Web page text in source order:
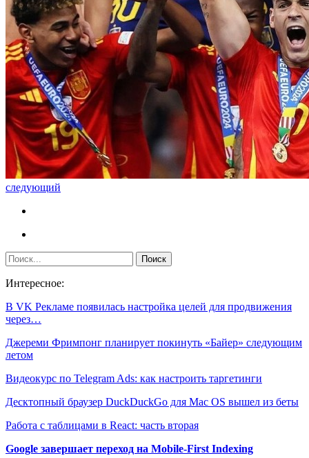
следующий
Интересное:
В VK Рекламе появилась настройка целей для продвижения
через…
Джереми Фримпонг планирует покинуть «Байер» следующим
летом
Видеокурс по Telegram Ads: как настроить таргетинги
Десктопный браузер DuckDuckGo для Mac OS вышел из беты
Работа с таблицами в React: часть вторая
Google завершает переход на Mobile-First Indexing